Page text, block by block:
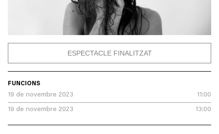
ESPECTACLE FINALITZAT
FUNCIONS
19 de novembre 2023 11:00
19 de novembre 2023 13:00